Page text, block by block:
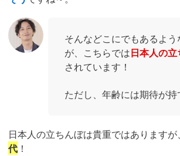
そんなどこにでもあるよ
が、こちらでは日本人の
されています！
ただし、年齢には期待が持
日本人の立ちんぼは貴重ではあります
代 ！